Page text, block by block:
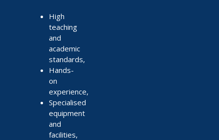
High
teaching
and
academic
standards,
Hands-
on
experience,
Specialised
equipment
and
facilities,